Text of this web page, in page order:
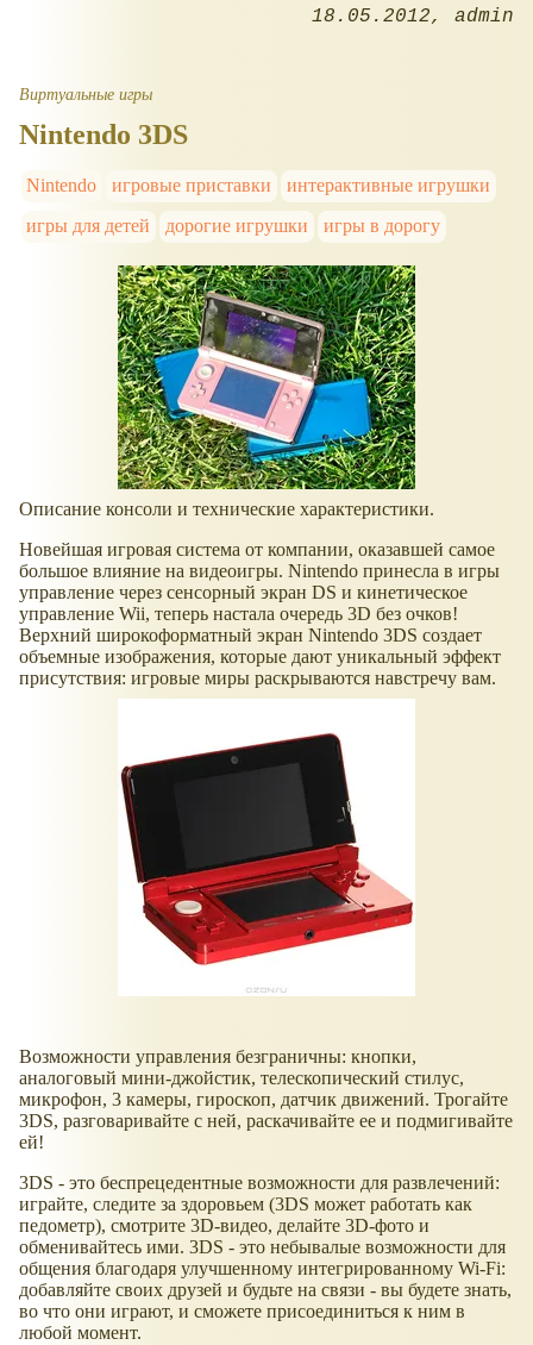
18.05.2012 admin
Виртуальные игры
Nintendo 3DS
Nintendo игровые приставки
интерактивные игрушки
игры для детей
дорогие игрушки игры в дорогу
Описание консоли и технические характеристики.
Новейшая игровая система от компании, оказавшей самое
большое влияние на видеоигры. Nintendo принесла в игры
управление через сенсорный экран DS и кинетическое
управление Wii, теперь настала очередь 3D без очков!
Верхний широкоформатный экран Nintendo 3DS создает
объемные изображения, которые дают уникальный эффект
присутствия: игровые миры раскрываются навстречу вам.
Возможности управления безграничны: кнопки,
аналоговый мини-джойстик, телескопический стилус,
микрофон, 3 камеры, гироскоп, датчик движений. Трогайте
3DS, разговаривайте с ней, раскачивайте ее и подмигивайте
ей!
3DS - это беспрецедентные возможности для развлечений:
играйте, следите за здоровьем (3DS может работать как
педометр), смотрите 3D-видео, делайте 3D-фото и
обменивайтесь ими. 3DS - это небывалые возможности для
общения благодаря улучшенному интегрированному Wi-Fi:
добавляйте своих друзей и будьте на связи - вы будете знать,
во что они играют, и сможете присоединиться к ним в
любой момент.